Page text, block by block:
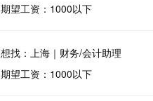
期望工资：1000以下
想找：上海｜财务/会计助理
期望工资：1000以下